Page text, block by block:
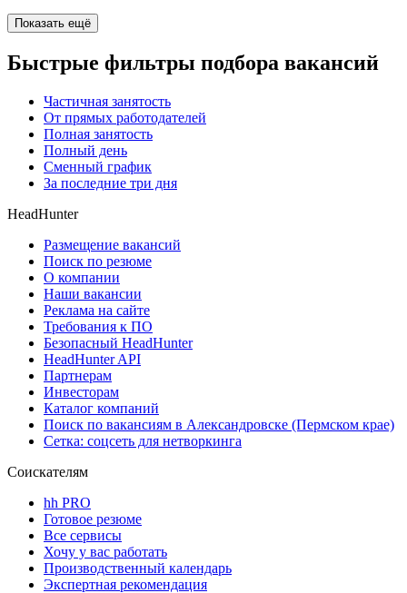
Показать ещё
Быстрые фильтры подбора вакансий
Частичная занятость
От прямых работодателей
Полная занятость
Полный день
Сменный график
За последние три дня
HeadHunter
Размещение вакансий
Поиск по резюме
О компании
Наши вакансии
Реклама на сайте
Требования к ПО
Безопасный HeadHunter
HeadHunter API
Партнерам
Инвесторам
Каталог компаний
Поиск по вакансиям в Александровске (Пермском крае)
Сетка: соцсеть для нетворкинга
Соискателям
hh PRO
Готовое резюме
Все сервисы
Хочу у вас работать
Производственный календарь
Экспертная рекомендация